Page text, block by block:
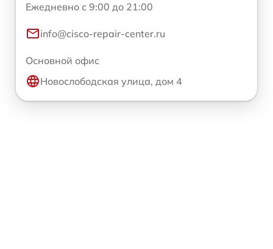
Ежедневно с 9:00 до 21:00
info@cisco-repair-center.ru
Основной офис
Новослободская улица, дом 4